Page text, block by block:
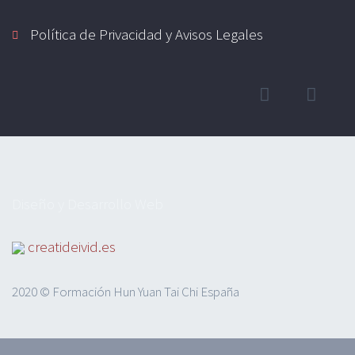
Política de Privacidad y Avisos Legales
creatideivid.es
2020 © Formación Hun Yuan Tai Chi España